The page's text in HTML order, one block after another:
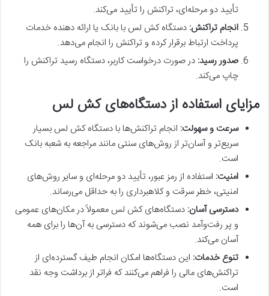
تأیید دو مرحله‌ای، تراکنش را تأیید می‌کند.
انجام تراکنش: دستگاه کش لس با بانک یا ارائه دهنده خدمات
پرداخت ارتباط برقرار کرده و تراکنش را انجام می‌دهد.
صدور رسید: در صورت درخواست کاربر، دستگاه رسید تراکنش را
چاپ می‌کند.
مزایای استفاده از دستگاه‌های کش لس
سرعت و سهولت: انجام تراکنش‌ها با دستگاه کش لس بسیار
سریع‌تر و آسان‌تر از روش‌های سنتی مانند مراجعه به شعبه بانک
است.
امنیت: استفاده از رمز عبور، تأیید دو مرحله‌ای و سایر روش‌های
امنیتی، خطر سرقت و کلاهبرداری را به حداقل می‌رساند.
دسترسی آسان: دستگاه‌های کش لس معمولاً در مکان‌های عمومی
و پر رفت‌وآمد نصب می‌شوند که دسترسی به آن‌ها را برای همه
آسان می‌کند.
تنوع خدمات: این دستگاه‌ها امکان انجام طیف گسترده‌ای از
تراکنش‌های مالی را فراهم می‌کنند که فراتر از برداشت وجه نقد
است.